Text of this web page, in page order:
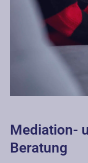
Mediation-
Beratung